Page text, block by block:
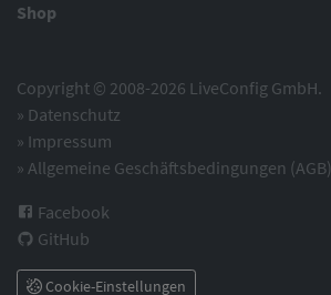
Shop
Copyright © 2008-2026 LiveConfig GmbH.
» Datenschutz
» Impressum
» Allgemeine Geschäftsbedingungen (AGB)
Facebook
GitHub
Cookie-Einstellungen